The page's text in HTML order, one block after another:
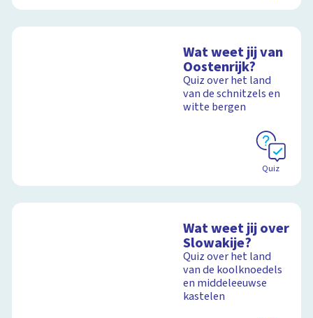
Wat weet jij van
Oostenrijk?
Quiz over het land
van de schnitzels en
witte bergen
Quiz
Wat weet jij over
Slowakije?
Quiz over het land
van de koolknoedels
en middeleeuwse
kastelen